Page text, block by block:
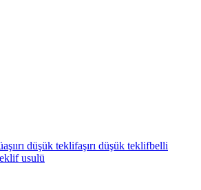
aşıırı düşük teklifaşırı düşük teklifbelli
usulü